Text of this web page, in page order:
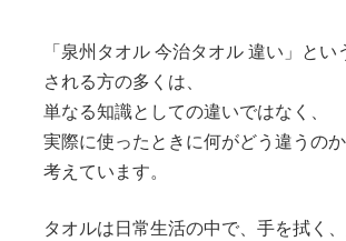
「泉州タオル 今治タオル 違い」とい
される方の多くは、
単なる知識としての違いではなく、
実際に使ったときに何がどう違うの
考えています。
タオルは日常生活の中で、手を拭く